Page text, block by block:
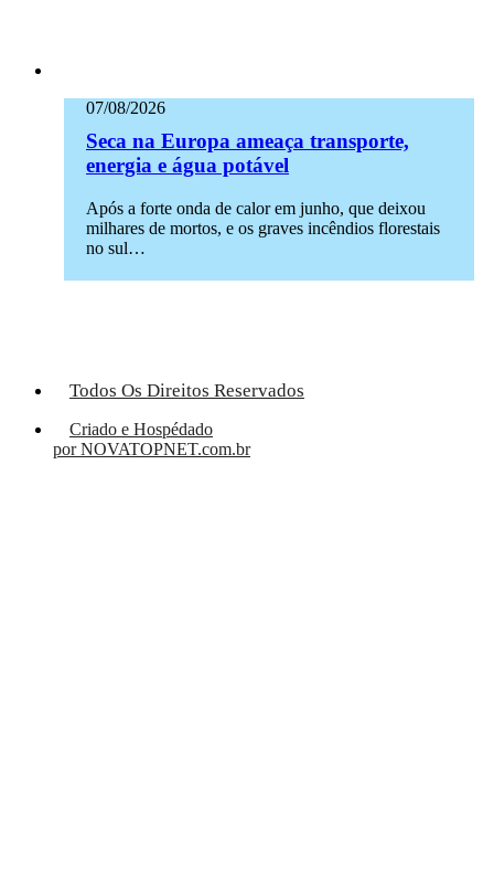
07/08/2026
Seca na Europa ameaça transporte,
energia e água potável
Após a forte onda de calor em junho, que deixou
milhares de mortos, e os graves incêndios florestais
no sul…
Todos Os Direitos Reservados
Criado e Hospédado
por NOVATOPNET.com.br